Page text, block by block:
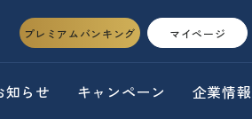
プレミアムバンキング マイページ
知らせ キャンペーン 企業情報